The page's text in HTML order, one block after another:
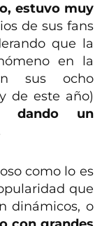
estuvo muy
de sus fans
que la
en la
sus ocho
de este año)
dando un
como lo es
que
dinámicos, o